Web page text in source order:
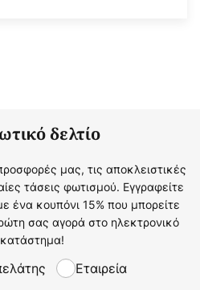
δελτίο
μας, τις αποκλειστικές
τάσεις φωτισμού. Εγγραφείτε
ένα κουπόνι 15% που μπορείτε
σας αγορά στο ηλεκτρονικό
Εταιρεία